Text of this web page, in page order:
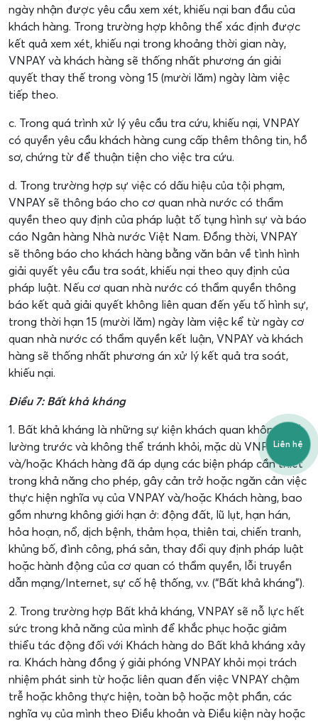
ngày nhận được yêu cầu xem xét, khiếu nại ban đầu của
khách hàng. Trong trường hợp không thể xác định được
kết quả xem xét, khiếu nại trong khoảng thời gian này,
VNPAY và khách hàng sẽ thống nhất phương án giải
quyết thay thế trong vòng 15 (mười lăm) ngày làm việc
tiếp theo.
c. Trong quá trình xử lý yêu cầu tra cứu, khiếu nại, VNPAY
có quyền yêu cầu khách hàng cung cấp thêm thông tin, hồ
sơ, chứng từ để thuận tiện cho việc tra cứu.
d. Trong trường hợp sự việc có dấu hiệu của tội phạm,
VNPAY sẽ thông báo cho cơ quan nhà nước có thẩm
quyền theo quy định của pháp luật tố tụng hình sự và báo
cáo Ngân hàng Nhà nước Việt Nam. Đồng thời, VNPAY
sẽ thông báo cho khách hàng bằng văn bản về tình hình
giải quyết yêu cầu tra soát, khiếu nại theo quy định của
pháp luật. Nếu cơ quan nhà nước có thẩm quyền thông
báo kết quả giải quyết không liên quan đến yếu tố hình sự,
trong thời hạn 15 (mười lăm) ngày làm việc kể từ ngày cơ
quan nhà nước có thẩm quyền kết luận, VNPAY và khách
hàng sẽ thống nhất phương án xử lý kết quả tra soát,
khiếu nại.
Điều 7: Bất khả kháng
1. Bất khả kháng là những sự kiện khách quan không thể
lường trước và không thể tránh khỏi, mặc dù VNPAY
và/hoặc Khách hàng đã áp dụng các biện pháp cần thiết
trong khả năng cho phép, gây cản trở hoặc ngăn cản việc
thực hiện nghĩa vụ của VNPAY và/hoặc Khách hàng, bao
gồm nhưng không giới hạn ở: động đất, lũ lụt, hạn hán,
hỏa hoạn, nổ, dịch bệnh, thảm họa, thiên tai, chiến tranh,
khủng bố, đình công, phá sản, thay đổi quy định pháp luật
hoặc hành động của cơ quan có thẩm quyền, lỗi truyền
dẫn mạng/Internet, sự cố hệ thống, v.v. (“Bất khả kháng”).
2. Trong trường hợp Bất khả kháng, VNPAY sẽ nỗ lực hết
sức trong khả năng của mình để khắc phục hoặc giảm
thiểu tác động đối với Khách hàng do Bất khả kháng xảy
ra. Khách hàng đồng ý giải phóng VNPAY khỏi mọi trách
nhiệm phát sinh từ hoặc liên quan đến việc VNPAY chậm
trễ hoặc không thực hiện, toàn bộ hoặc một phần, các
nghĩa vụ của mình theo Điều khoản và Điều kiện này hoặc
Liên hệ